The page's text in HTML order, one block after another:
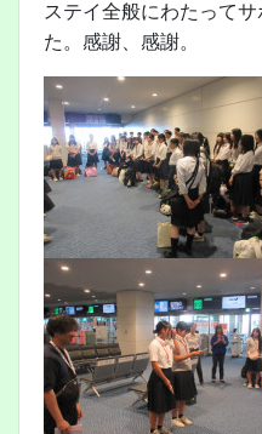
ステイ全般にわたって
た。感謝、感謝。